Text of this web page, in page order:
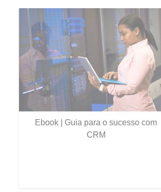
Ebook | Guia para o sucesso com
CRM